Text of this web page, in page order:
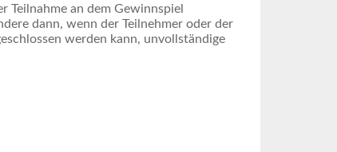
Teilnahme an dem Gewinnspiel
dann, wenn der Teilnehmer oder der
werden kann, unvollständige